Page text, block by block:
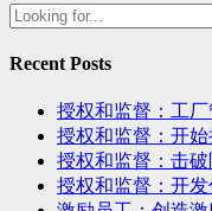
Recent Posts
授权和监督：工
授权和监督：开始
授权和监督：击
授权和监督：开